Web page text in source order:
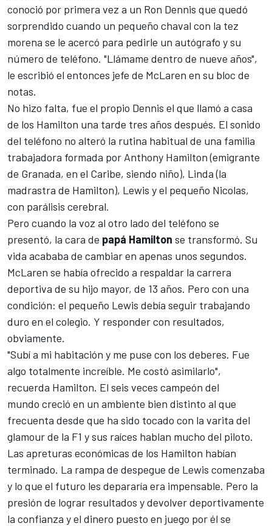
conoció por primera vez a un Ron Dennis que quedó
sorprendido cuando un pequeño chaval con la tez
morena se le acercó para pedirle un autógrafo y su
número de teléfono. "Llámame dentro de nueve años",
le escribió el entonces jefe de McLaren en su bloc de
notas.
No hizo falta, fue el propio Dennis el que llamó a casa
de los Hamilton una tarde tres años después. El sonido
del teléfono no alteró la rutina habitual de una familia
trabajadora formada por Anthony Hamilton (emigrante
de Granada, en el Caribe, siendo niño), Linda (la
madrastra de Hamilton), Lewis y el pequeño Nicolas,
con parálisis cerebral.
Pero cuando la voz al otro lado del teléfono se
presentó, la cara de papá Hamilton se transformó. Su
vida acababa de cambiar en apenas unos segundos.
McLaren se había ofrecido a respaldar la carrera
deportiva de su hijo mayor, de 13 años. Pero con una
condición: el pequeño Lewis debía seguir trabajando
duro en el colegio. Y responder con resultados,
obviamente.
"Subí a mi habitación y me puse con los deberes. Fue
algo totalmente increíble. Me costó asimilarlo",
recuerda Hamilton. El seis veces campeón del
mundo creció en un ambiente bien distinto al que
frecuenta desde que ha sido tocado con la varita del
glamour de la F1 y sus raíces hablan mucho del piloto.
Las apreturas económicas de los Hamilton habían
terminado. La rampa de despegue de Lewis comenzaba
y lo que el futuro les depararía era impensable. Pero la
presión de lograr resultados y devolver deportivamente
la confianza y el dinero puesto en juego por él se